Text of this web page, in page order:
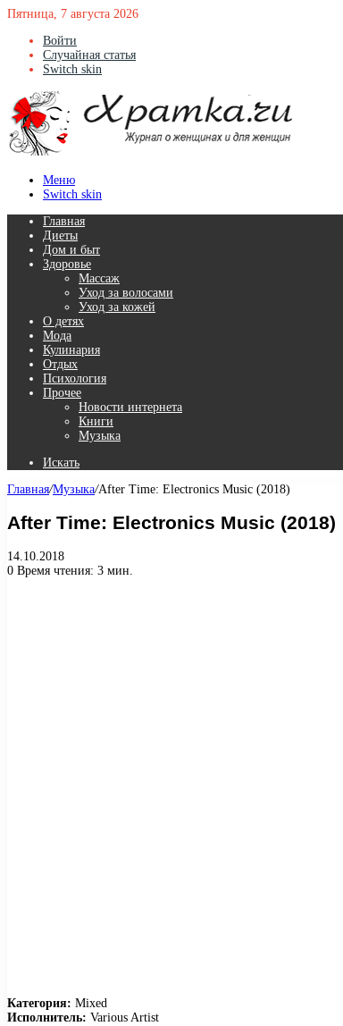
Пятница, 7 августа 2026
Войти
Случайная статья
Switch skin
Меню
Switch skin
Главная
Диеты
Дом и быт
Здоровье
Массаж
Уход за волосами
Уход за кожей
О детях
Мода
Кулинария
Отдых
Психология
Прочее
Новости интернета
Книги
Музыка
Искать
Главная/Музыка/After Time: Electronics Music (2018)
After Time: Electronics Music (2018)
14.10.2018
0 Время чтения: 3 мин.
Категория: Mixed
Исполнитель: Various Artist